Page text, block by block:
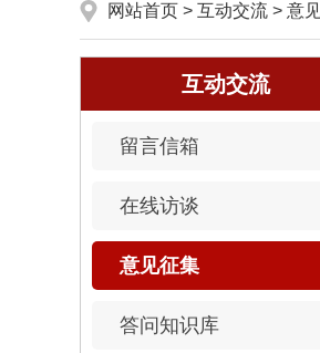
网站首页 > 互动交流 > 意
互动交流
留言信箱
在线访谈
意见征集
答问知识库